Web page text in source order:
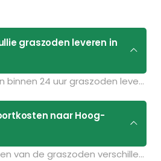
graszoden leveren in
Grasleveren.nl kan binnen 24 uur graszoden leveren in Hoog-Keppel. Als u bijvoorbeeld graszoden op maandag bestelt voor 11:30 kunt u ze de volgende dag geleverd krijgen. Kijk voor de actuele leverdagen op de pagina
naar Hoog-
De transportkosten van de graszoden verschillen per postcodegebied en zijn afhankelijk van de hoeveelheid graszoden die u bestelt. Bent u benieuwd naar de prijzen? Vul uw gegevens in op de pagina